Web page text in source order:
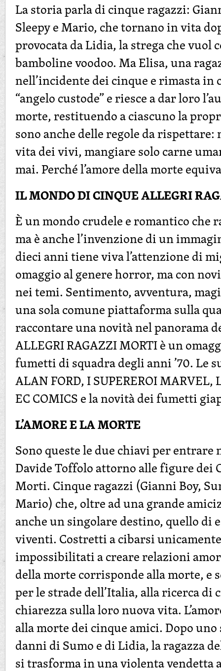
La storia parla di cinque ragazzi:
Sleepy e Mario, che tornano in vita
provocata da Lidia, la strega che vuol
bamboline voodoo. Ma Elisa, una
nell’incidente dei cinque e rimasta in
“angelo custode” e riesce a dar loro
morte, restituendo a ciascuno la
sono anche delle regole da
vita dei vivi, mangiare solo carne
mai. Perché l’amore della morte
IL MONDO DI CINQUE ALLEGRI
È un mondo crudele e romantico che
ma è anche l’invenzione di un
dieci anni tiene viva l’attenzione di
omaggio al genere horror, ma con
nei temi. Sentimento, avventura,
una sola comune piattaforma sulla
raccontare una novità nel panorama
ALLEGRI RAGAZZI MORTI è un
fumetti di squadra degli anni ’70. Le
ALAN FORD, I SUPEREROI MARVEL,
EC COMICS e la novità dei fumetti
L’AMORE E LA MORTE
Sono queste le due chiavi per entrare
Davide Toffolo attorno alle figure dei
Morti. Cinque ragazzi (Gianni Boy,
Mario) che, oltre ad una grande
anche un singolare destino, quello di
viventi. Costretti a cibarsi
impossibilitati a creare relazioni
della morte corrisponde alla morte, e
per le strade dell’Italia, alla ricerca di
chiarezza sulla loro nuova vita.
alla morte dei cinque amici. Dopo
danni di Sumo e di Lidia, la ragazza
si trasforma in una violenta vendetta